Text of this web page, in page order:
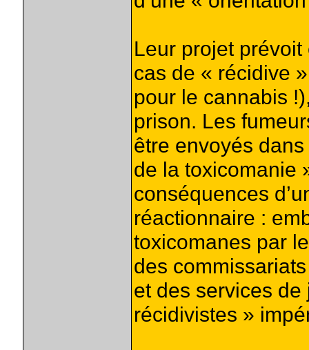
Leur projet
cas de « récidive
pour le cannabis
prison. Les
être envoyés
de la toxicomanie
conséquences
réactionnaire :
toxicomanes par
des
et des services
récidivistes »